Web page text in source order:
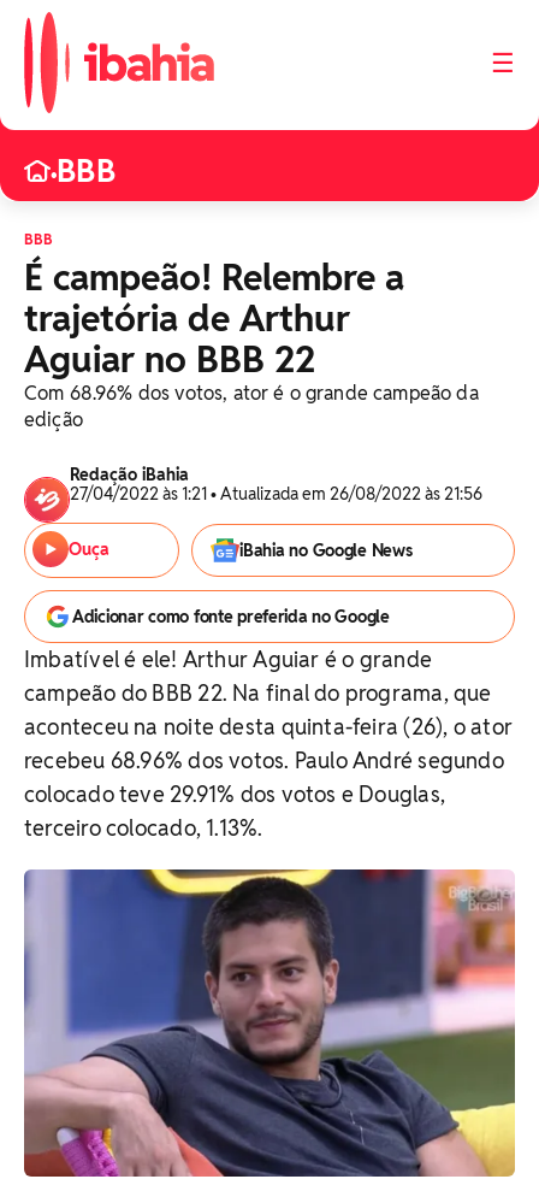
☰
•BBB
BBB
É campeão! Relembre a
trajetória de Arthur
Aguiar no BBB 22
Com 68.96% dos votos, ator é o grande campeão da
edição
Redação iBahia
27/04/2022 às 1:21 • Atualizada em 26/08/2022 às 21:56
Ouça iBahia no Google News
Adicionar como fonte preferida no Google
Imbatível é ele! Arthur Aguiar é o grande
campeão do BBB 22. Na final do programa, que
aconteceu na noite desta quinta-feira (26), o ator
recebeu 68.96% dos votos. Paulo André segundo
colocado teve 29.91% dos votos e Douglas,
terceiro colocado, 1.13%.